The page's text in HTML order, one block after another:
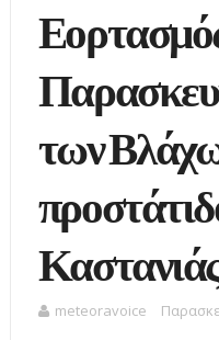
των
meteoravoice